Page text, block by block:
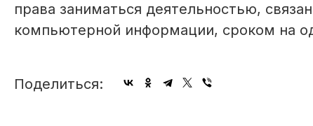
права заниматься деятельностью,
компьютерной информации, сроком на
Поделиться: